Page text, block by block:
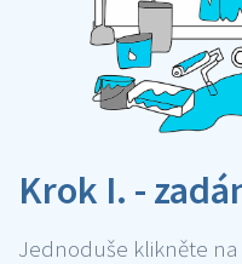
Krok I. -
Jednoduše klikněte na